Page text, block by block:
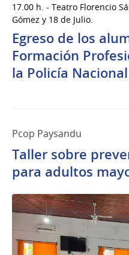
de
Jun
del
2026
17.00 h. - Teatro Florencio
Gómez y 18 de Julio.
Egreso de los
Formación
la Policía
Pcop Paysandu
Taller sobre
para adultos